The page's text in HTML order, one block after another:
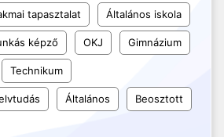
tapasztalat Általános iskola
képző OKJ Gimnázium
Technikum
Általános Beosztott